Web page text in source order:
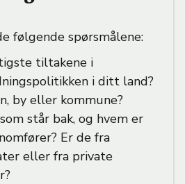
følgende spørsmålene:
tiltakene i
i ditt land?
by eller kommune?
står bak, og hvem er
Er de fra
eller fra private